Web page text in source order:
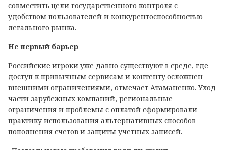
совместить цели государственного контроля с
удобством пользователей и конкурентоспособностью
легального рынка.
Не первый барьер
Российские игроки уже давно существуют в среде, где
доступ к привычным сервисам и контенту осложнен
внешними ограничениями, отмечает Атаманенко. Уход
части зарубежных компаний, региональные
ограничения и проблемы с оплатой сформировали
практику использования альтернативных способов
пополнения счетов и защиты учетных записей.